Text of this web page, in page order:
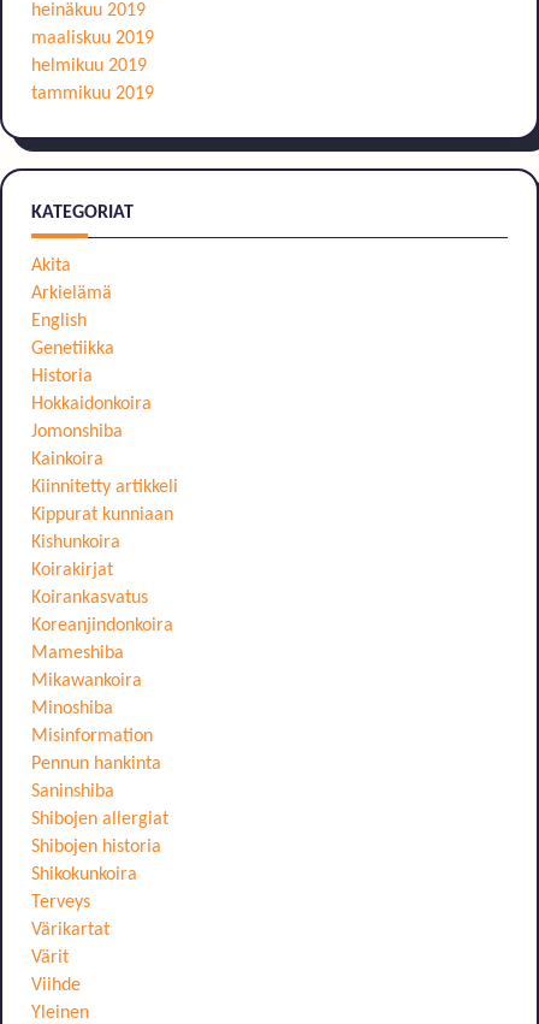
heinäkuu 2019
maaliskuu 2019
helmikuu 2019
tammikuu 2019
KATEGORIAT
Akita
Arkielämä
English
Genetiikka
Historia
Hokkaidonkoira
Jomonshiba
Kainkoira
Kiinnitetty artikkeli
Kippurat kunniaan
Kishunkoira
Koirakirjat
Koirankasvatus
Koreanjindonkoira
Mameshiba
Mikawankoira
Minoshiba
Misinformation
Pennun hankinta
Saninshiba
Shibojen allergiat
Shibojen historia
Shikokunkoira
Terveys
Värikartat
Värit
Viihde
Yleinen